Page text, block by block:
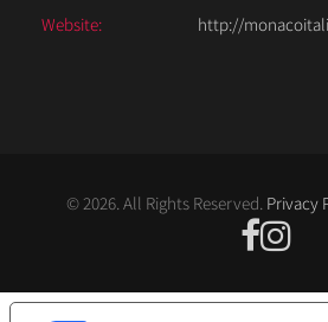
Website:
http://
© 2026. All Rights Reserved. Privacy